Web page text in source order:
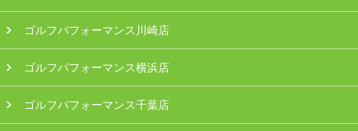
ゴルフパフォーマンス川崎店
ゴルフパフォーマンス横浜店
ゴルフパフォーマンス千葉店